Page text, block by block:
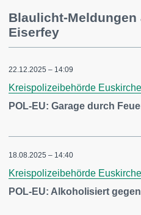
Blaulicht-Meldungen
Eiserfey
22.12.2025 – 14:09
Kreispolizeibehörde
POL-EU: Garage durch
18.08.2025 – 14:40
Kreispolizeibehörde
POL-EU: Alkoholisiert